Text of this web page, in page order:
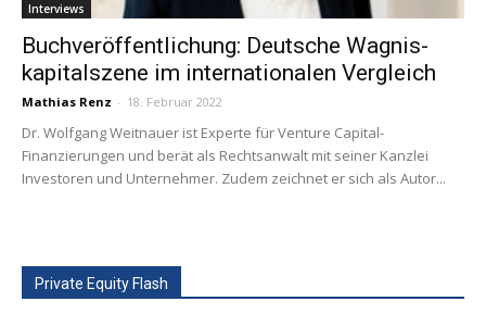
Interviews
Buchveröffentlichung: Deutsche Wagnis­
kapitalszene im internationalen Vergleich
Mathias Renz - 18. Februar 2022
Dr. Wolfgang Weitnauer ist Experte für Venture Capital-
Finanzierungen und berät als Rechtsanwalt mit seiner Kanzlei
Investoren und Unternehmer. Zudem zeichnet er sich als Autor...
Private Equity Flash